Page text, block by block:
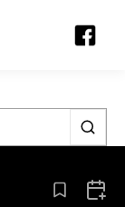
Aus den